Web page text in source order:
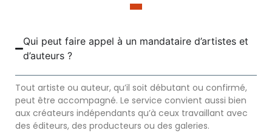
Qui peut faire appel à un mandataire d’artistes et
d’auteurs ?
Tout artiste ou auteur, qu’il soit débutant ou confirmé,
peut être accompagné. Le service convient aussi bien
aux créateurs indépendants qu’à ceux travaillant avec
des éditeurs, des producteurs ou des galeries.